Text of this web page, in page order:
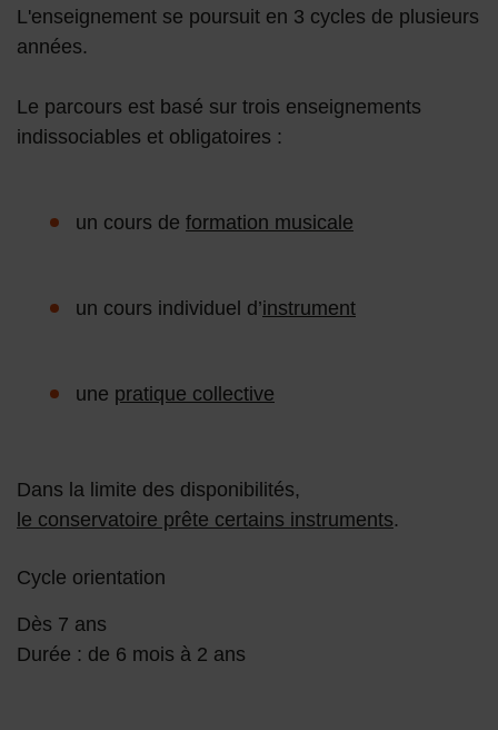
L'enseignement se poursuit en 3 cycles de plusieurs
années.
Le parcours est basé sur trois enseignements
indissociables et obligatoires :
un cours de formation musicale
un cours individuel d’instrument
une pratique collective
Dans la limite des disponibilités,
le conservatoire prête certains instruments.
Cycle orientation
Dès 7 ans
Durée : de 6 mois à 2 ans